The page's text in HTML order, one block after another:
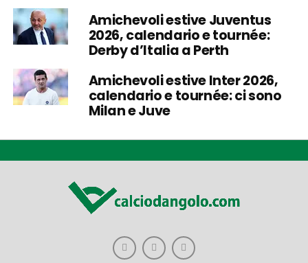
Amichevoli estive Juventus
2026, calendario e tournée:
Derby d’Italia a Perth
Amichevoli estive Inter 2026,
calendario e tournée: ci sono
Milan e Juve